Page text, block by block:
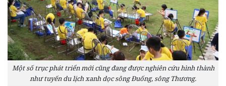
Một số trục phát triển mới cũng đang được nghiên cứu hình thành
như tuyến du lịch xanh dọc sông Đuống, sông Thương.